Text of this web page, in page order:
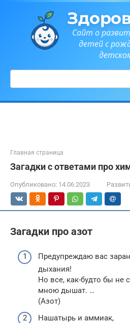
Сайт о
детей с
Поиск:
Главная страница
Загадки с ответами про
Опубликовано: 14.06.2023
Загадки про азот
Предупреждаю вас
дыхания!
Но все, как-будто бы не
мною дышат. …
(Азот)
Нашатырь и аммиак,